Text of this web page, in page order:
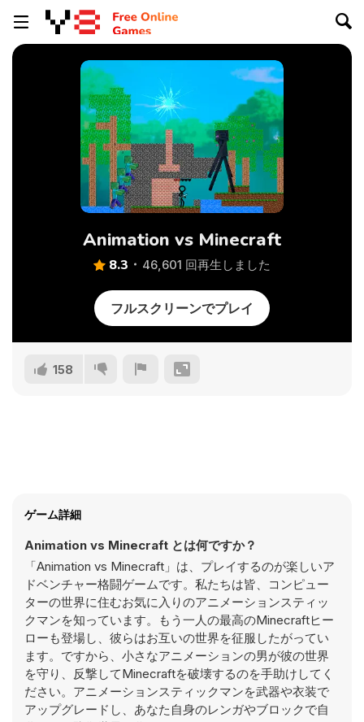
Animation vs Minecraft
8.3 46,601 回再生しました
フルスクリーンでプレイ
158
ゲーム詳細
Animation vs Minecraft とは何ですか？
「Animation vs Minecraft」は、プレイするのが楽しいア
ドベンチャー格闘ゲームです。私たちは皆、コンピュー
ターの世界に住むお気に入りのアニメーションスティッ
クマンを知っています。もう一人の最高のMinecraftヒー
ローも登場し、彼らはお互いの世界を征服したがってい
ます。ですから、小さなアニメーションの男が彼の世界
を守り、反撃してMinecraftを破壊するのを手助けしてく
ださい。アニメーションスティックマンを武器や衣装で
アップグレードし、あなた自身のレンガやブロックで自